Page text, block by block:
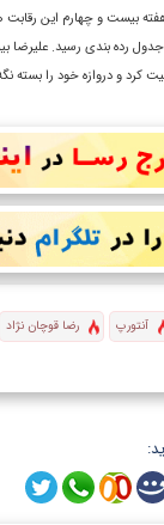
بیست و چهارم این رقابت
رده بندی رسید. علیرضا
کرد و دروازه خود را بسته
آنتورپ رضا قوچان نژاد